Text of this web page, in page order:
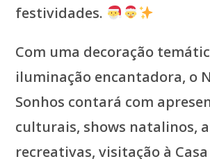
festividades.
Com uma decoração
iluminação encantadora, o
Sonhos contará com
culturais, shows natalinos,
recreativas, visitação à